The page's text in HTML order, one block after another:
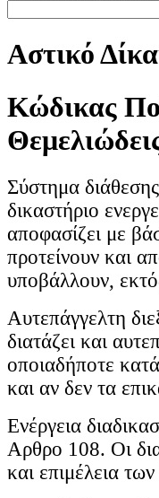
Αστικό
Κώδικας
Σύστημα
δικαστήριο
αποφασίζει με
προτείνουν και
υποβάλλουν,
Αυτεπάγγελτη
διατάζει και
οποιαδήποτε
και αν δεν τα
Ενέργεια
Αρθρο 108. Οι
και επιμέλεια